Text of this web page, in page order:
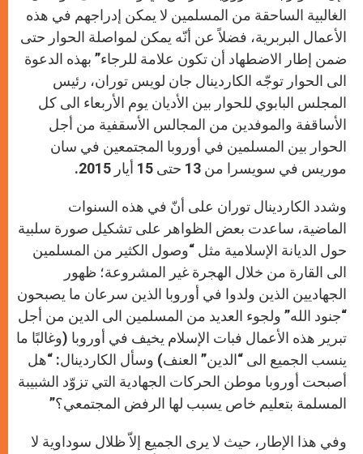
r
الغالبية الساحقة من المسلمين لا يمكن إدراجهم في هذه
الأعمال البربرية، فضلاً عن أنّه يمكن لمواصلة الحوار حتى
ضمن إطار الاضطهاد أن تكون علامة للرجاء” بهذه الدعوة
الى الحوار توجّه الكاردينال جان لويس توران، رئيس
المجلس البابوي للحوار بين الأديان يوم الأربعاء الى كل
الأساقفة والموفدين من المجالس الأسقفية من أجل
الحوار بين المسلمين في أوروبا المجتمعين في سان
موريس في سويسرا من 13 حتى 15 أيار 2015.
وشدد الكاردينال توران على أنّ في هذه السنوات
الماضية، ساعدت بعض الظواهر على تشكيل صورة سلبية
حول الديانة الإسلامية مثل “وصول الكثير من المسلمين
الى القارة من خلال الهجرة غير المشروعة؛ ظهور
الجهاديين الذين ولدوا في أوروبا الذين سرعان ما يصبحون
“جنود الله” ولجوء العديد من المسلمين الى الدين من أجل
تبرير هذه الأعمال فبات الإسلام يخيف في أوروبا (وغالبًا ما
ينسب الجميع الى “الدين” العنف) وسأل الكاردينال: “هل
أصبحت أوروبا موطن الحركات الجهادية التي تزوّد الشبيبة
المسلمة بتعليم خاص يسبب لها الرفض المجتمعي؟”
وفي هذا الإطار، حيث لا يرى الجميع إلاّ ظلال سوداوية لا